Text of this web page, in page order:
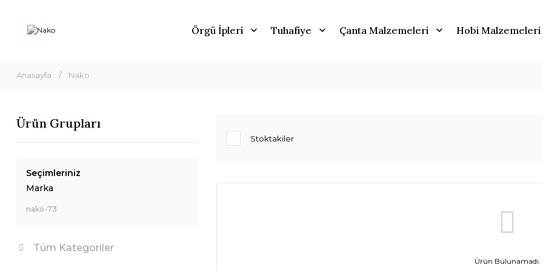
Örgü İpleri Tuhafiye Çanta Malzemeleri Hobi Malzemeleri
Anasayfa Nako
Ürün Grupları
Seçimleriniz
Marka
nako-73
Tüm Kategoriler
Stoktakiler
Ürün Bulunamadı.